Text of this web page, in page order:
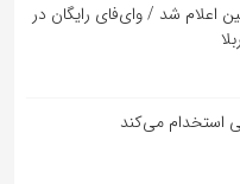
اعلام شد / وای‌فای رایگان در
استخدام می‌کند